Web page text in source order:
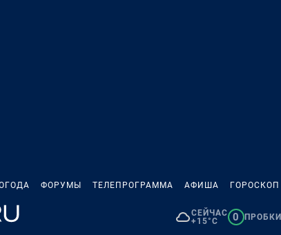
ФОРУМЫ ТЕЛЕПРОГРАММА АФИША ГОРОСКОП
СЕЙЧАС
+15°C
0 ПРОБКИ